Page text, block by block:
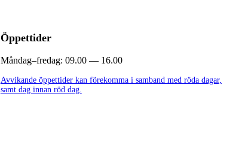
Öppettider
Måndag–fredag: 09.00 — 16.00
Avvikande öppettider kan förekomma i samband med röda dagar,
samt dag innan röd dag.